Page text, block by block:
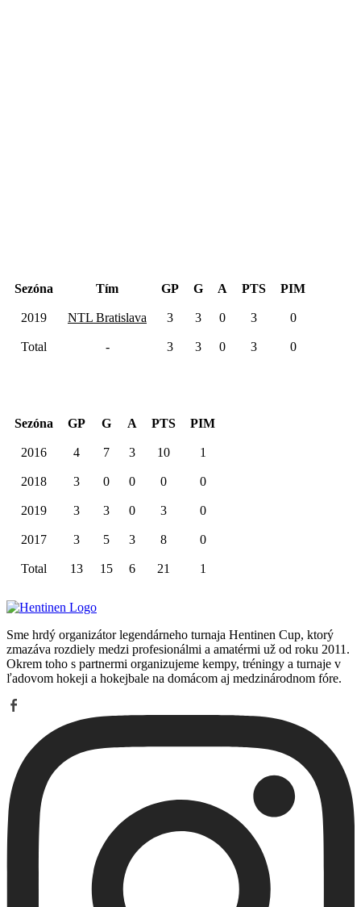
Sezóna Tím GP G A PTS PIM
2019 NTL Bratislava 3 3 0 3 0
Total - 3 3 0 3 0
Sezóna GP G A PTS PIM
2016 4 7 3 10 1
2018 3 0 0 0 0
2019 3 3 0 3 0
2017 3 5 3 8 0
Total 13 15 6 21 1
Sme hrdý organizátor legendárneho turnaja Hentinen Cup, ktorý
zmazáva rozdiely medzi profesionálmi a amatérmi už od roku 2011.
Okrem toho s partnermi organizujeme kempy, tréningy a turnaje v
ľadovom hokeji a hokejbale na domácom aj medzinárodnom fóre.